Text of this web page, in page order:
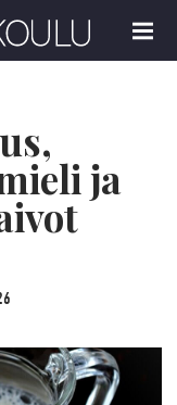
MENU
ja